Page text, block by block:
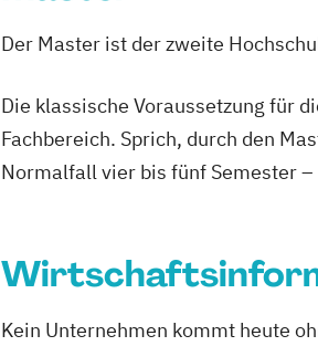
Der Master ist der zweite
Die klassische Voraussetzung für
Fachbereich. Sprich, durch den
Normalfall vier bis fünf Semester
Kein Unternehmen kommt heute